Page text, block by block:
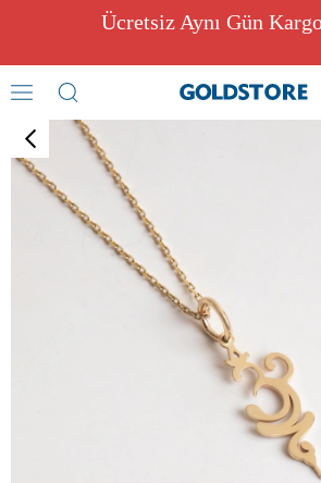
Ücretsiz Aynı Gün Kargo